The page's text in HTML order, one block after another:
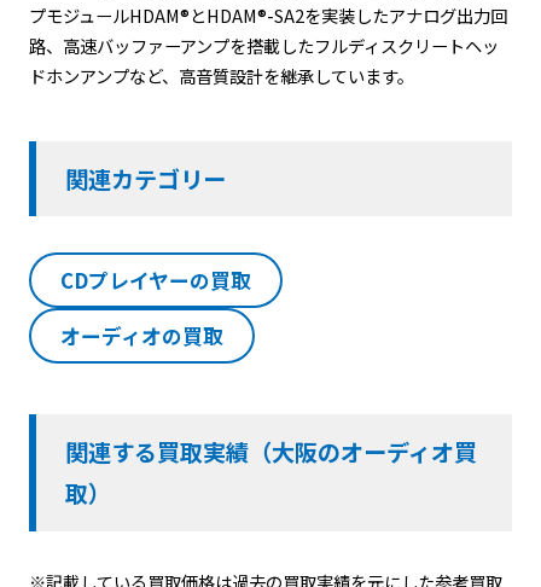
プモジュールHDAM®とHDAM®-SA2を実装したアナログ出力回
路、高速バッファーアンプを搭載したフルディスクリートヘッ
ドホンアンプなど、高音質設計を継承しています。
関連カテゴリー
CDプレイヤーの買取
オーディオの買取
関連する買取実績（大阪のオーディオ買
取）